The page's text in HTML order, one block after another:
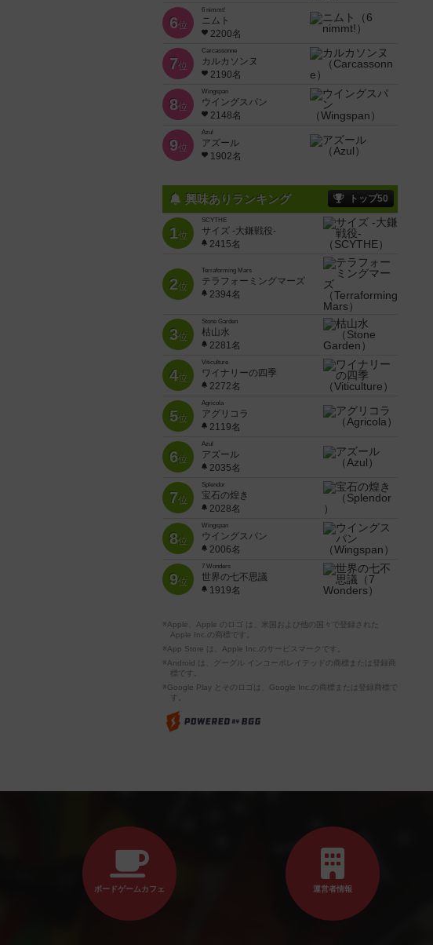
6位
6 nimmt!
ニムト
2200名
7位
Carcassonne
カルカソンヌ
2190名
8位
Wingspan
ウイングスパン
2148名
9位
Azul
アズール
1902名
興味ありランキング トップ50
1位
SCYTHE
サイズ -大鎌戦役-
2415名
2位
Terraforming Mars
テラフォーミングマーズ
2394名
3位
Stone Garden
枯山水
2281名
4位
Viticulture
ワイナリーの四季
2272名
5位
Agricola
アグリコラ
2119名
6位
Azul
アズール
2035名
7位
Splendor
宝石の煌き
2028名
8位
Wingspan
ウイングスパン
2006名
9位
7 Wonders
世界の七不思議
1919名
※Apple、Apple のロゴ は、米国および他の国々で登録された
Apple Inc.の商標です。
※App Store は、Apple Inc.のサービスマークです。
※Android は、グーグル インコーポレイテッドの商標または登録商
標です。
※Google Play とそのロゴは、Google Inc.の商標または登録商標で
す。
ボードゲームカフェ 運営者情報